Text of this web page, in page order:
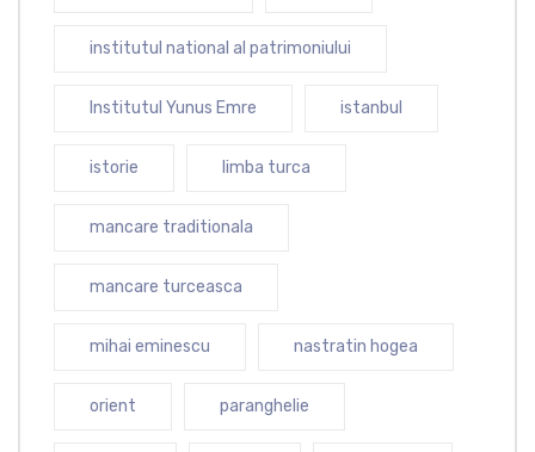
institutul national al patrimoniului
Institutul Yunus Emre istanbul
istorie limba turca
mancare traditionala
mancare turceasca
mihai eminescu nastratin hogea
orient paranghelie